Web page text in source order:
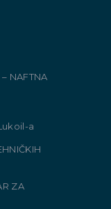
NAFTNA
a
ZA